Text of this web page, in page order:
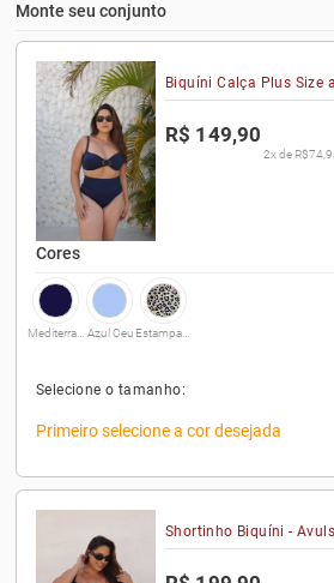
Monte seu conjunto
Biquíni Calça Plus Size
R$ 149,90
2x de
Cores
Azul Ceu
Selecione o tamanho:
Primeiro selecione a cor desejada
Shortinho Biquíni -